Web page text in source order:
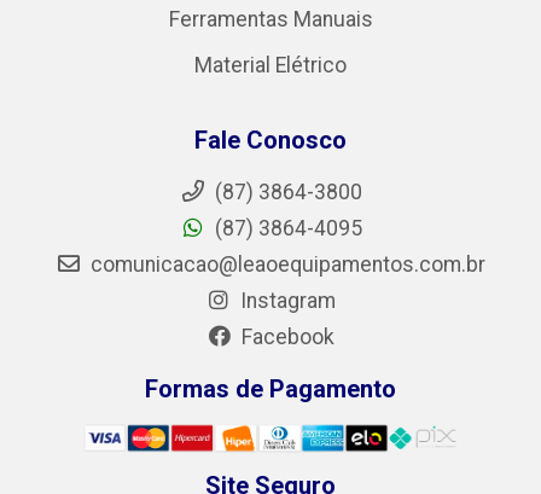
Ferramentas Manuais
Material Elétrico
Fale Conosco
(87) 3864-3800
(87) 3864-4095
comunicacao@leaoequipamentos.com.br
Instagram
Facebook
Formas de Pagamento
Site Seguro